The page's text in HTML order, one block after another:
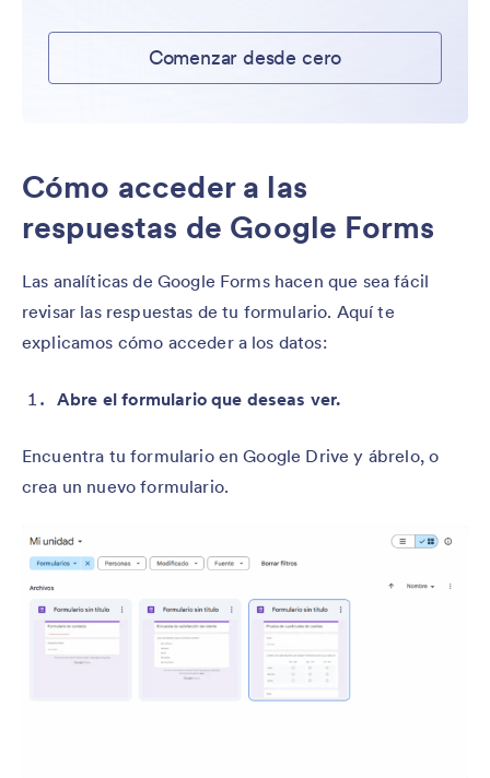
Comenzar desde cero
Cómo acceder a las
respuestas de Google Forms
Las analíticas de Google Forms hacen que sea fácil
revisar las respuestas de tu formulario. Aquí te
explicamos cómo acceder a los datos:
Abre el formulario que deseas ver.
Encuentra tu formulario en Google Drive y ábrelo, o
crea un nuevo formulario.